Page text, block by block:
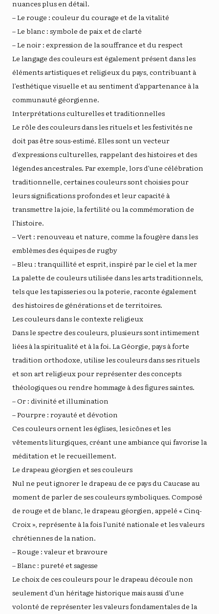
nuances plus en détail.
– Le rouge : couleur du courage et de la vitalité
– Le blanc : symbole de paix et de clarté
– Le noir : expression de la souffrance et du respect
Le langage des couleurs est également présent dans les
éléments artistiques et religieux du pays, contribuant à
l’esthétique visuelle et au sentiment d’appartenance à la
communauté géorgienne.
Interprétations culturelles et traditionnelles
Le rôle des couleurs dans les rituels et les festivités ne
doit pas être sous-estimé. Elles sont un vecteur
d’expressions culturelles, rappelant des histoires et des
légendes ancestrales. Par exemple, lors d’une célébration
traditionnelle, certaines couleurs sont choisies pour
leurs significations profondes et leur capacité à
transmettre la joie, la fertilité ou la commémoration de
l’histoire.
– Vert : renouveau et nature, comme la fougère dans les
emblèmes des équipes de rugby
– Bleu : tranquillité et esprit, inspiré par le ciel et la mer
La palette de couleurs utilisée dans les arts traditionnels,
tels que les tapisseries ou la poterie, raconte également
des histoires de générations et de territoires.
Les couleurs dans le contexte religieux
Dans le spectre des couleurs, plusieurs sont intimement
liées à la spiritualité et à la foi. La Géorgie, pays à forte
tradition orthodoxe, utilise les couleurs dans ses rituels
et son art religieux pour représenter des concepts
théologiques ou rendre hommage à des figures saintes.
– Or : divinité et illumination
– Pourpre : royauté et dévotion
Ces couleurs ornent les églises, les icônes et les
vêtements liturgiques, créant une ambiance qui favorise la
méditation et le recueillement.
Le drapeau géorgien et ses couleurs
Nul ne peut ignorer le drapeau de ce pays du Caucase au
moment de parler de ses couleurs symboliques. Composé
de rouge et de blanc, le drapeau géorgien, appelé « Cinq-
Croix », représente à la fois l’unité nationale et les valeurs
chrétiennes de la nation.
– Rouge : valeur et bravoure
– Blanc : pureté et sagesse
Le choix de ces couleurs pour le drapeau découle non
seulement d’un héritage historique mais aussi d’une
volonté de représenter les valeurs fondamentales de la